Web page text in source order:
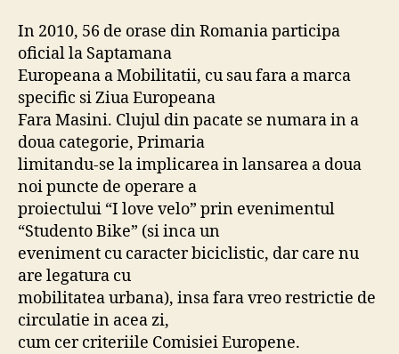
In 2010, 56 de orase din Romania participa
oficial la Saptamana
Europeana a Mobilitatii, cu sau fara a marca
specific si Ziua Europeana
Fara Masini. Clujul din pacate se numara in a
doua categorie, Primaria
limitandu-se la implicarea in lansarea a doua
noi puncte de operare a
proiectului “I love velo” prin evenimentul
“Studento Bike” (si inca un
eveniment cu caracter biciclistic, dar care nu
are legatura cu
mobilitatea urbana), insa fara vreo restrictie de
circulatie in acea zi,
cum cer criteriile Comisiei Europene.